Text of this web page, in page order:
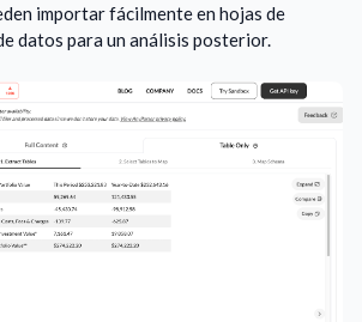
importar fácilmente en hojas de
datos para un análisis posterior.